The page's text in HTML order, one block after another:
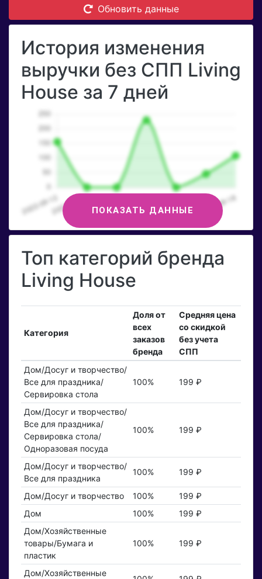
Обновить данные
История изменения
выручки без СПП Living
House за 7 дней
ПОКАЗАТЬ ДАННЫЕ
Топ категорий бренда
Living House
Категория
Доля от
всех
заказов
бренда
Средняя цена
со скидкой
без учета
СПП
Дом/Досуг и творчество/
Все для праздника/
Сервировка стола
100% 199 ₽
Дом/Досуг и творчество/
Все для праздника/
Сервировка стола/
Одноразовая посуда
100% 199 ₽
Дом/Досуг и творчество/
Все для праздника
100% 199 ₽
Дом/Досуг и творчество 100%
199 ₽
Дом
100%
199 ₽
Дом/Хозяйственные
товары/Бумага и
пластик
100% 199 ₽
Дом/Хозяйственные